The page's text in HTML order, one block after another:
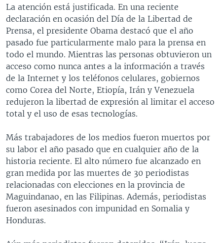
ENTRETENIMIENTO
La atención está justificada. En una reciente
declaración en ocasión del Día de la Libertad de
Prensa, el presidente Obama destacó que el año
pasado fue particularmente malo para la prensa en
todo el mundo. Mientras las personas obtuvieron un
acceso como nunca antes a la información a través
de la Internet y los teléfonos celulares, gobiernos
como Corea del Norte, Etiopía, Irán y Venezuela
redujeron la libertad de expresión al limitar el acceso
total y el uso de esas tecnologías.
Más trabajadores de los medios fueron muertos por
su labor el año pasado que en cualquier año de la
historia reciente. El alto número fue alcanzado en
gran medida por las muertes de 30 periodistas
relacionadas con elecciones en la provincia de
Maguindanao, en las Filipinas. Además, periodistas
fueron asesinados con impunidad en Somalia y
Honduras.